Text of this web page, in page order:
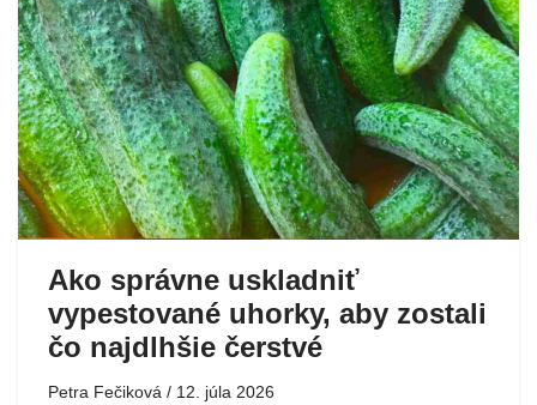
Ako správne uskladniť
vypestované uhorky, aby zostali
čo najdlhšie čerstvé
Petra Fečiková 12. júla 2026